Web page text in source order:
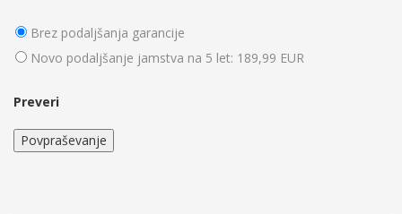
Brez podaljšanja garancije
Novo podaljšanje jamstva na 5 let: 189,99 EUR
Preveri
Povpraševanje